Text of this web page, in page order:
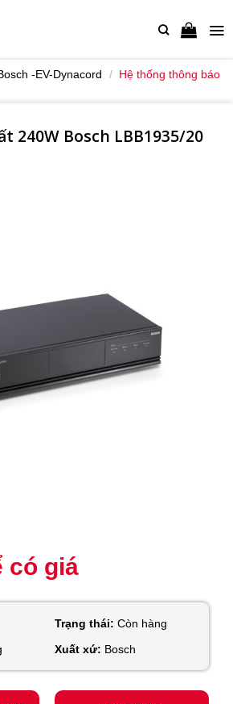
-EV-Dynacord / Hệ thống thông báo
240W Bosch LBB1935/20
có giá
Trạng thái: Còn hàng
Xuất xứ: Bosch